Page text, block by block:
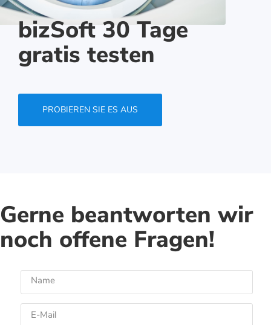
bizSoft 30 Tage
gratis testen
PROBIEREN SIE ES AUS
Gerne beantworten wir
noch offene Fragen!